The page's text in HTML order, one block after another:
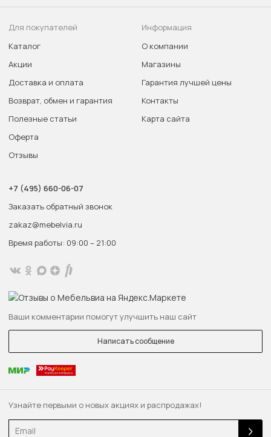
Узнайте первыми о новых акциях и распродажах!
Email
Для покупателей
Каталог
Акции
Доставка и оплата
Возврат, обмен и гарантия
Полезные статьи
Оферта
Отзывы
Информация
О компании
Магазины
Гарантия лучшей цены
Контакты
Карта сайта
+7 (495) 660-06-07
Заказать обратный звонок
zakaz@mebelvia.ru
Время работы: 09:00 – 21:00
Ваши комментарии помогут улучшить наш сайт
Написать сообщение